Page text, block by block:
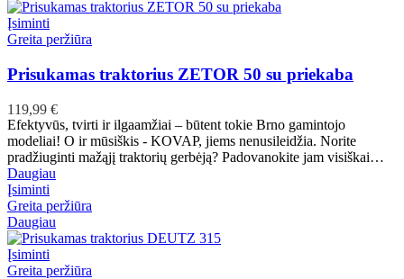
Įsiminti
Greita peržiūra
Prisukamas traktorius ZETOR 50 su priekaba
119,99 €
Efektyvūs, tvirti ir ilgaamžiai – būtent tokie Brno gamintojo
modeliai! O ir mūsiškis - KOVAP, jiems nenusileidžia. Norite
pradžiuginti mažąjį traktorių gerbėją? Padovanokite jam visiškai…
Daugiau
Įsiminti
Greita peržiūra
Daugiau
Įsiminti
Greita peržiūra